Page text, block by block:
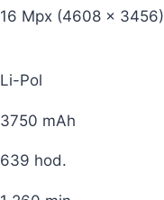
16 Mpx (4608 x 3456)
Li-Pol
3750 mAh
639 hod.